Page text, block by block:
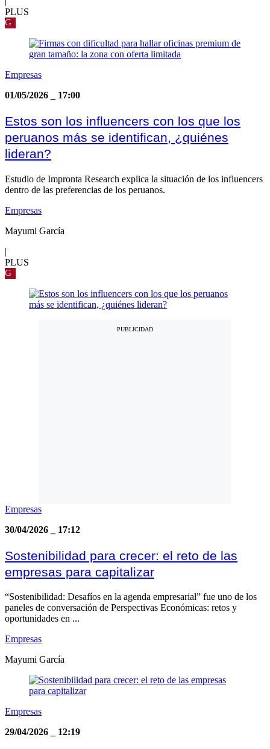
PLUS
G
Empresas
01/05/2026
17:00
Estos son los influencers con los que los
peruanos más se identifican, ¿quiénes
lideran?
Estudio de Impronta Research explica la situación de los influencers
dentro de las preferencias de los peruanos.
Empresas
Mayumi García
|
PLUS
G
Empresas
30/04/2026
17:12
Sostenibilidad para crecer: el reto de las
empresas para capitalizar
“Sostenibilidad: Desafíos en la agenda empresarial” fue uno de los
paneles de conversación de Perspectivas Económicas: retos y
oportunidades en ...
Empresas
Mayumi García
Empresas
29/04/2026
12:19